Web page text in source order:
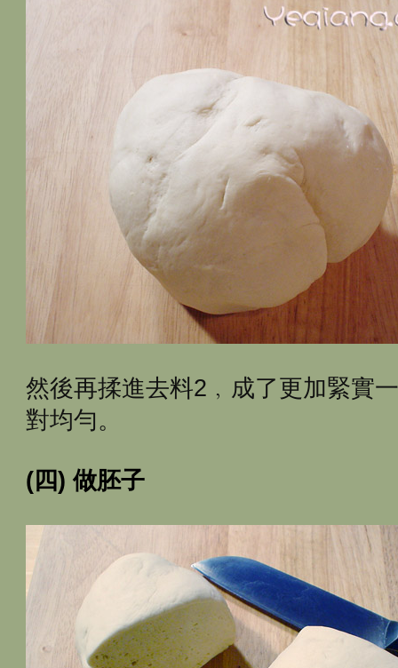
然後再揉進去料2﹐成了更加緊實
對均勻。
(四) 做胚子